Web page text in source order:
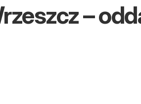
–